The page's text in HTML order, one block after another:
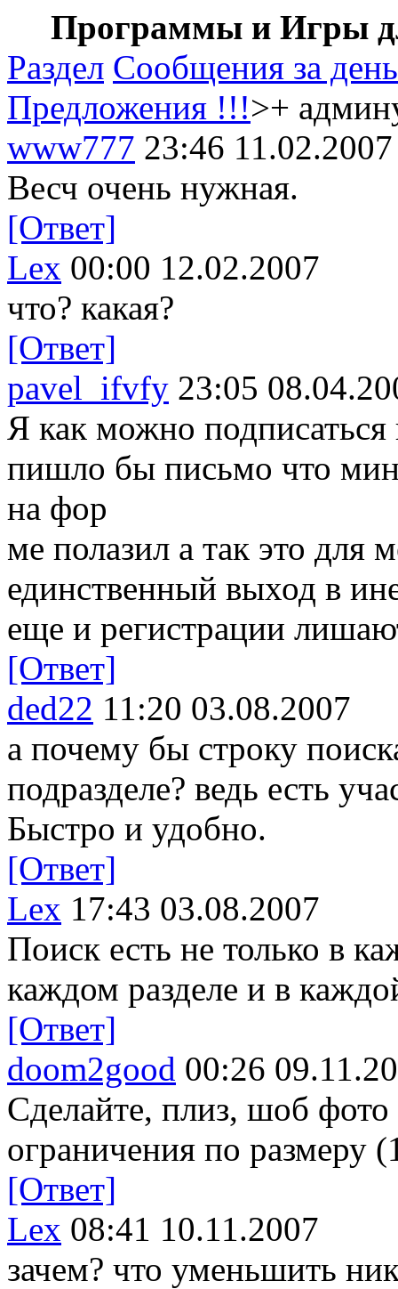
Программы и Игры
Раздел Сообщения за день
Предложения !!!>+
www777 23:46 11.02.2007
Весч очень нужная.
[Ответ]
Lex 00:00 12.02.2007
что? какая?
[Ответ]
pavel_ifvfy 23:05
Я как можно
пишло бы письмо что
на фор
ме полазил а так это для
единственный выход в
еще и регистрации
[Ответ]
ded22 11:20 03.08.2007
а почему бы строку
подразделе? ведь есть
Быстро и удобно.
[Ответ]
Lex 17:43 03.08.2007
Поиск есть не только в
каждом разделе и в
[Ответ]
doom2good 00:26
Сделайте, плиз, шоб фото
ограничения по размеру
[Ответ]
Lex 08:41 10.11.2007
зачем? что уменьшить